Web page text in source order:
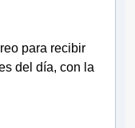
para recibir
del día, con la